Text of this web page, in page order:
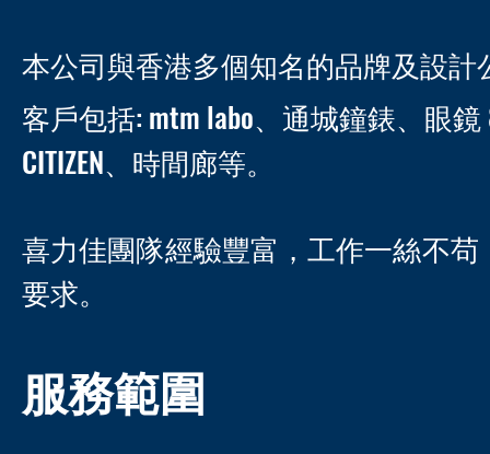
本公司與香港多個知名的品牌及設
客戶包括: mtm labo、通城鐘錶、眼鏡
CITIZEN、時間廊等。
喜力佳團隊經驗豐富，工作一絲不
要求。
服務範圍